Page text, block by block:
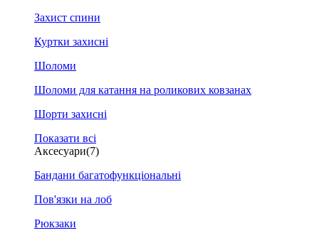
Захист спини
Куртки захисні
Шоломи
Шоломи для катання на роликових ковзанах
Шорти захисні
Показати всі
Аксесуари(7)
Бандани багатофункціональні
Пов'язки на лоб
Рюкзаки